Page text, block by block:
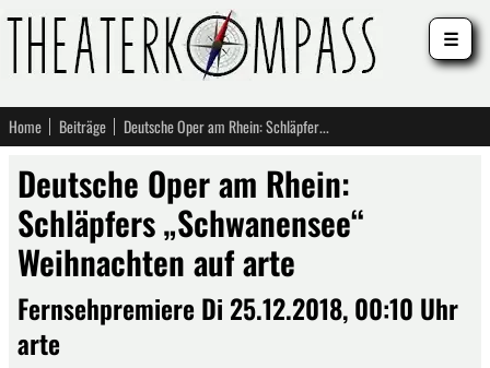
Home Beiträge Deutsche Oper am Rhein: Schläpfers „Schwanensee“ Weihnachten auf arte
Deutsche Oper am Rhein:
Schläpfers „Schwanensee“
Weihnachten auf arte
Fernsehpremiere Di 25.12.2018, 00:10 Uhr
arte
☰